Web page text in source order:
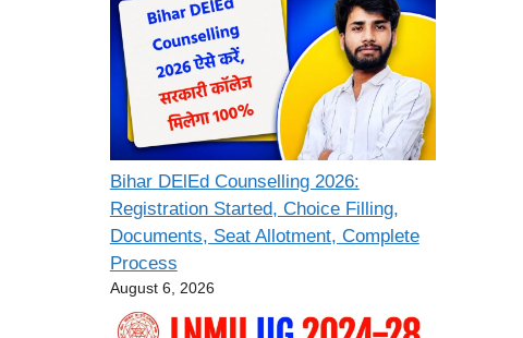
Bihar DElEd Counselling 2026:
Registration Started, Choice Filling,
Documents, Seat Allotment, Complete
Process
August 6, 2026